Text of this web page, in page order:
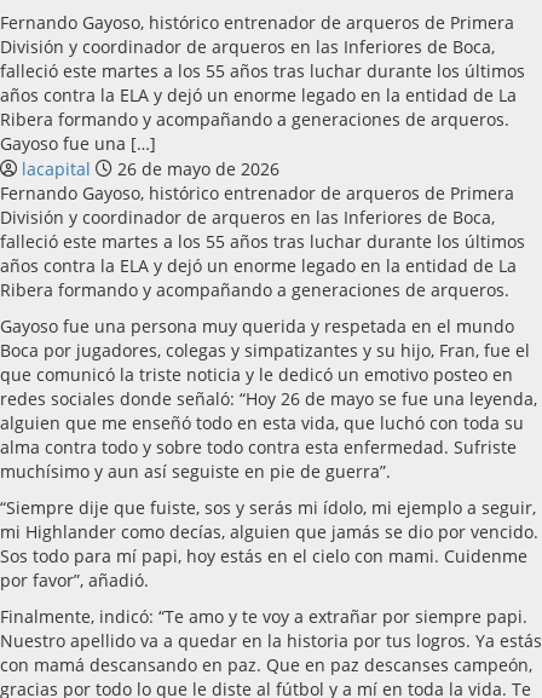
Fernando Gayoso, histórico entrenador de arqueros de Primera
División y coordinador de arqueros en las Inferiores de Boca,
falleció este martes a los 55 años tras luchar durante los últimos
años contra la ELA y dejó un enorme legado en la entidad de La
Ribera formando y acompañando a generaciones de arqueros.
Gayoso fue una […]
lacapital
26 de mayo de 2026
Fernando Gayoso, histórico entrenador de arqueros de Primera
División y coordinador de arqueros en las Inferiores de Boca,
falleció este martes a los 55 años tras luchar durante los últimos
años contra la ELA y dejó un enorme legado en la entidad de La
Ribera formando y acompañando a generaciones de arqueros.
Gayoso fue una persona muy querida y respetada en el mundo
Boca por jugadores, colegas y simpatizantes y su hijo, Fran, fue el
que comunicó la triste noticia y le dedicó un emotivo posteo en
redes sociales donde señaló: “Hoy 26 de mayo se fue una leyenda,
alguien que me enseñó todo en esta vida, que luchó con toda su
alma contra todo y sobre todo contra esta enfermedad. Sufriste
muchísimo y aun así seguiste en pie de guerra”.
“Siempre dije que fuiste, sos y serás mi ídolo, mi ejemplo a seguir,
mi Highlander como decías, alguien que jamás se dio por vencido.
Sos todo para mí papi, hoy estás en el cielo con mami. Cuidenme
por favor”, añadió.
Finalmente, indicó: “Te amo y te voy a extrañar por siempre papi.
Nuestro apellido va a quedar en la historia por tus logros. Ya estás
con mamá descansando en paz. Que en paz descanses campeón,
gracias por todo lo que le diste al fútbol y a mí en toda la vida. Te